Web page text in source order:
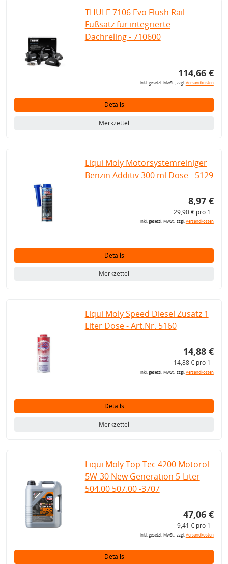
THULE 7106 Evo Flush Rail
Fußsatz für integrierte
Dachreling - 710600
114,66 €
inkl. gesetzl. MwSt., zzgl.Versandkosten
Details
Merkzettel
Liqui Moly Motorsystemreiniger
Benzin Additiv 300 ml Dose - 5129
8,97 €
29,90 € pro 1 l
inkl. gesetzl. MwSt., zzgl.Versandkosten
Details
Merkzettel
Liqui Moly Speed Diesel Zusatz 1
Liter Dose - Art.Nr. 5160
14,88 €
14,88 € pro 1 l
inkl. gesetzl. MwSt., zzgl.Versandkosten
Details
Merkzettel
Liqui Moly Top Tec 4200 Motoröl
5W-30 New Generation 5-Liter
504.00 507.00 -3707
47,06 €
9,41 € pro 1 l
inkl. gesetzl. MwSt., zzgl.Versandkosten
Details